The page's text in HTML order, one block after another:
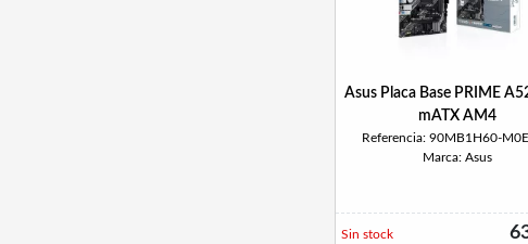
Asus Placa Base PRIME
mATX AM4
Referencia: 90MB1H60-
Marca: Asus
Sin stock